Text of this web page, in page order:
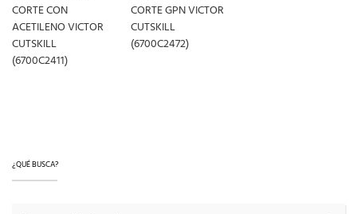
CORTE CON
ACETILENO VICTOR
CUTSKILL
(6700C2411)
CORTE GPN VICTOR
CUTSKILL
(6700C2472)
¿QUÉ BUSCA?